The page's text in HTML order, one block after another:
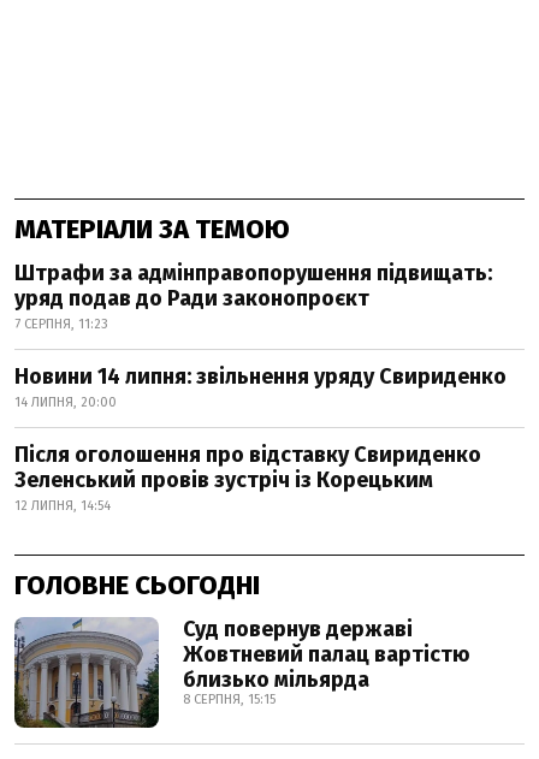
МАТЕРІАЛИ ЗА ТЕМОЮ
Штрафи за адмінправопорушення підвищать:
уряд подав до Ради законопроєкт
7 СЕРПНЯ, 11:23
Новини 14 липня: звільнення уряду Свириденко
14 ЛИПНЯ, 20:00
Після оголошення про відставку Свириденко
Зеленський провів зустріч із Корецьким
12 ЛИПНЯ, 14:54
ГОЛОВНЕ СЬОГОДНІ
Суд повернув державі
Жовтневий палац вартістю
близько мільярда
8 СЕРПНЯ, 15:15